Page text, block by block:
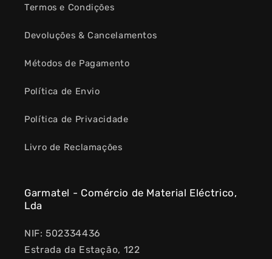
Termos e Condições
Devoluções & Cancelamentos
Métodos de Pagamento
Política de Envio
Política de Privacidade
Livro de Reclamações
Garmatel - Comércio de Material Eléctrico,
Lda
NIF: 502334436
Estrada da Estação, 122